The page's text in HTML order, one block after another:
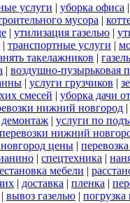
услуги | уборка офиса |
мусора |
| утилизация газелью |
| транспортные услуги |
такелажников |
| воздушно-пузырьковая
| услуги грузчиков |
смесей | уборка дачи
нижний новгород |
демонтаж | услуги по
перевозки нижний
цены |
| спецтехника |
мебели |
| доставка | пленка |
| вывоз газелью | погрузка